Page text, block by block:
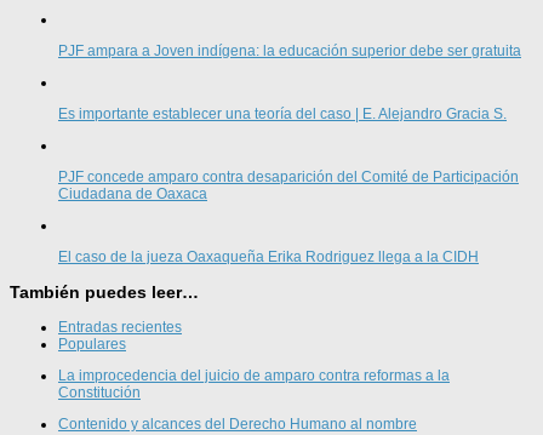
PJF ampara a Joven indígena: la educación superior debe ser gratuita
Es importante establecer una teoría del caso | E. Alejandro Gracia S.
PJF concede amparo contra desaparición del Comité de Participación
Ciudadana de Oaxaca
El caso de la jueza Oaxaqueña Erika Rodriguez llega a la CIDH
También puedes leer…
Entradas recientes
Populares
La improcedencia del juicio de amparo contra reformas a la
Constitución
Contenido y alcances del Derecho Humano al nombre